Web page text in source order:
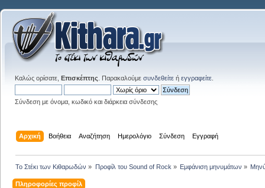
Καλώς ορίσατε, Επισκέπτης . Παρακαλούμε συνδεθείτε ή εγγραφείτε
Σύνδεση με όνομα, κωδικό και διάρκεια σύνδεσης
Αρχική Βοήθεια Αναζήτηση Ημερολόγιο Σύνδεση Εγγραφή
Το Στέκι των Κιθαρωδών » Προφίλ του Sound of Rock » Εμφάνιση μηνυμάτων »
Πληροφορίες προφίλ